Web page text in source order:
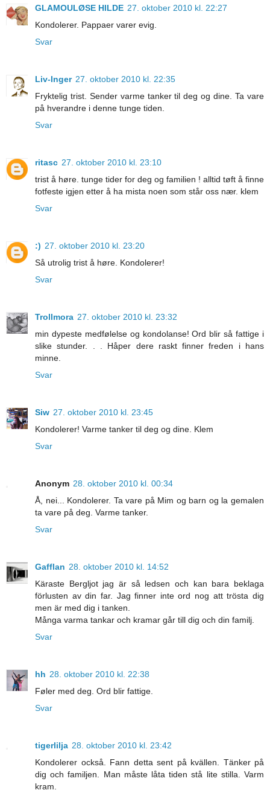
GLAMOULØSE HILDE 27. oktober 2010 kl. 22:27
Kondolerer. Pappaer varer evig.
Svar
Liv-Inger 27. oktober 2010 kl. 22:35
Fryktelig trist. Sender varme tanker til deg og dine. Ta vare
på hverandre i denne tunge tiden.
Svar
ritasc 27. oktober 2010 kl. 23:10
trist å høre. tunge tider for deg og familien ! alltid tøft å finne
fotfeste igjen etter å ha mista noen som står oss nær. klem
Svar
:) 27. oktober 2010 kl. 23:20
Så utrolig trist å høre. Kondolerer!
Svar
Trollmora 27. oktober 2010 kl. 23:32
min dypeste medfølelse og kondolanse! Ord blir så fattige i
slike stunder. . . Håper dere raskt finner freden i hans
minne.
Svar
Siw 27. oktober 2010 kl. 23:45
Kondolerer! Varme tanker til deg og dine. Klem
Svar
Anonym 28. oktober 2010 kl. 00:34
Å, nei... Kondolerer. Ta vare på Mim og barn og la gemalen
ta vare på deg. Varme tanker.
Svar
Gafflan 28. oktober 2010 kl. 14:52
Käraste Bergljot jag är så ledsen och kan bara beklaga
förlusten av din far. Jag finner inte ord nog att trösta dig
men är med dig i tanken.
Många varma tankar och kramar går till dig och din familj.
Svar
hh 28. oktober 2010 kl. 22:38
Føler med deg. Ord blir fattige.
Svar
tigerlilja 28. oktober 2010 kl. 23:42
Kondolerer också. Fann detta sent på kvällen. Tänker på
dig och familjen. Man måste låta tiden stå lite stilla. Varm
kram.